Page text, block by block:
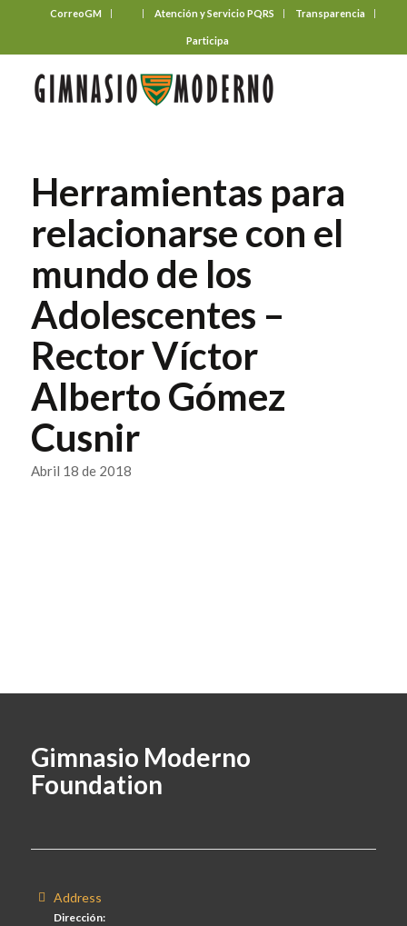
CorreoGM Atención y Servicio PQRS Transparencia
Participa
Herramientas para
relacionarse con el
mundo de los
Adolescentes –
Rector Víctor
Alberto Gómez
Cusnir
Abril 18 de 2018
Gimnasio Moderno
Foundation
Address
Dirección: